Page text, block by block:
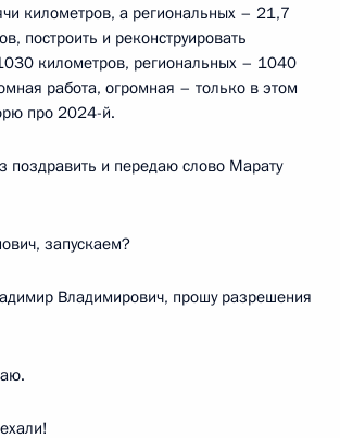
километров, а региональных – 21,7
построить и реконструировать
километров, региональных – 1040
работа, огромная – только в этом
про 2024-й.
поздравить и передаю слово Марату
запускаем?
Владимирович, прошу разрешения